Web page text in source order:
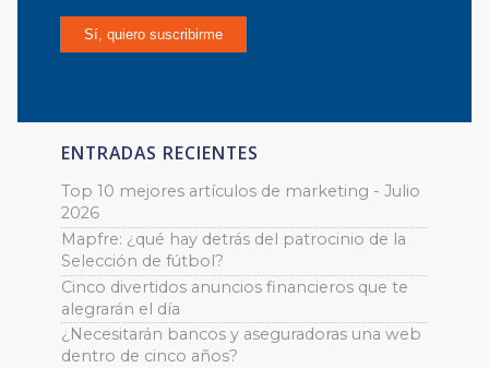
ENTRADAS RECIENTES
Top 10 mejores artículos de marketing - Julio
2026
Mapfre: ¿qué hay detrás del patrocinio de la
Selección de fútbol?
Cinco divertidos anuncios financieros que te
alegrarán el día
¿Necesitarán bancos y aseguradoras una web
dentro de cinco años?